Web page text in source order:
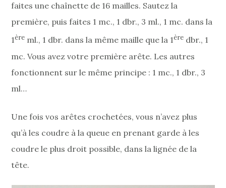
faites une chaînette de 16 mailles. Sautez la
première, puis faites 1 mc., 1 dbr., 3 ml., 1 mc. dans la
1ère ml., 1 dbr. dans la même maille que la 1ère dbr., 1
mc. Vous avez votre première arête. Les autres
fonctionnent sur le même principe : 1 mc., 1 dbr., 3
ml…
Une fois vos arêtes crochetées, vous n’avez plus
qu’à les coudre à la queue en prenant garde à les
coudre le plus droit possible, dans la lignée de la
tête.